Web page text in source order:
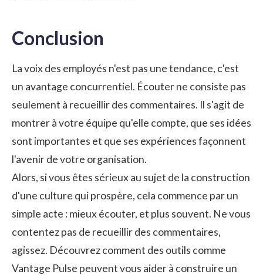
Conclusion
La voix des employés n'est pas une tendance, c'est
un avantage concurrentiel. Écouterne consiste pas
seulement à recueillir des commentaires. Il s'agit de
montrer à votre équipe qu'elle compte, que ses idées
sont importantes et que ses expériences façonnent
l'avenir de votre organisation.
Alors, si vous êtes sérieux au sujet de la construction
d'une culture qui prospère, cela commence par un
simple acte : mieux écouter, et plus souvent. Ne vous
contentez pas de recueillir des commentaires,
agissez. Découvrez comment des outils comme
Vantage Pulse peuvent vous aider à construire un